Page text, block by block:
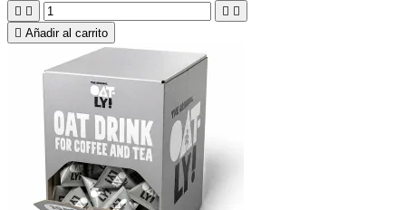
   
 Añadir al carrito